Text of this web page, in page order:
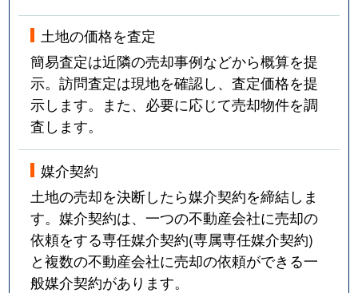
土地の価格を査定
簡易査定は近隣の売却事例などから概算を提
示。訪問査定は現地を確認し、査定価格を提
示します。また、必要に応じて売却物件を調
査します。
媒介契約
土地の売却を決断したら媒介契約を締結しま
す。媒介契約は、一つの不動産会社に売却の
依頼をする専任媒介契約(専属専任媒介契約)
と複数の不動産会社に売却の依頼ができる一
般媒介契約があります。